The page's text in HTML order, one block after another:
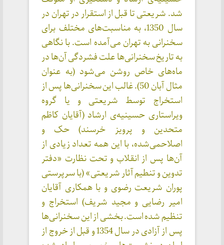
شد. شریعتی تا قبل از استقرار در تهران در
سال 1350، به مناسبت‌های مختلف برای
سخنرانی به تهران می‌آمده است. با نگاهی
به تاریخ سخنرانی‌ها علت فشردگی آن‌ها در
ماه‌های خاص روشن می‌شود (به عنوان
مثال آبان 50). غالب این سخنرانی‌ها پس از
استخراج توسط شریعتی و یا گروه
ویراستاری حسینیه‌ی ارشاد (آقایان کاظم
متحدین و پرویز خرسند) حک و
اصلاحمی‌شده، با این همه تعداد زیادی از
آن‌ها پس از انقلاب و تحت نظارت «دفتر
تدوین و تنطیم آثار شریعتی» (با سرپرستی
پوران شریعت رضوی و با همکاری آقایان
امیر رضایی و مجید شریف) استخراج و
تنظیم شده است. بخشی از این سخنرانی‌ها
پس از آزادی در سال 1354 و قبل از خروج از